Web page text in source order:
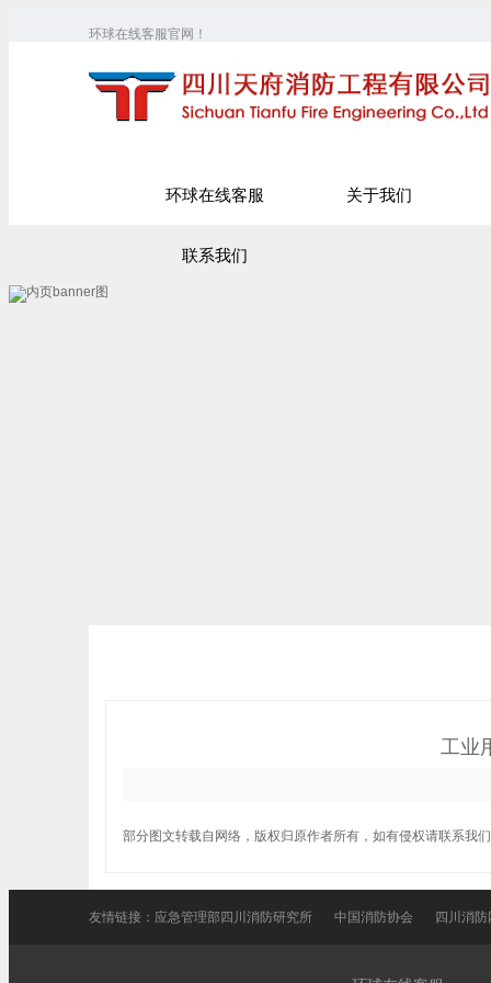
环球在线客服官网！
环球在线客服 关于我们
联系我们
工业
部分图文转载自网络，版权归原作者所有，如有侵权请联系我
友情链接： 应急管理部四川消防研究所 中国消防协会 四川消防